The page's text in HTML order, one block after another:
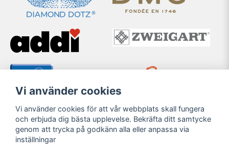
Vi använder cookies
Vi använder cookies för att vår webbplats skall fungera
och erbjuda dig bästa upplevelse. Bekräfta ditt samtycke
genom att trycka på godkänn alla eller anpassa via
inställningar